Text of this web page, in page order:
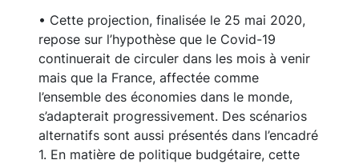
• Cette projection, finalisée le 25 mai 2020,
repose sur l’hypothèse que le Covid-19
continuerait de circuler dans les mois à venir
mais que la France, affectée comme
l’ensemble des économies dans le monde,
s’adapterait progressivement. Des scénarios
alternatifs sont aussi présentés dans l’encadré
1. En matière de politique budgétaire, cette